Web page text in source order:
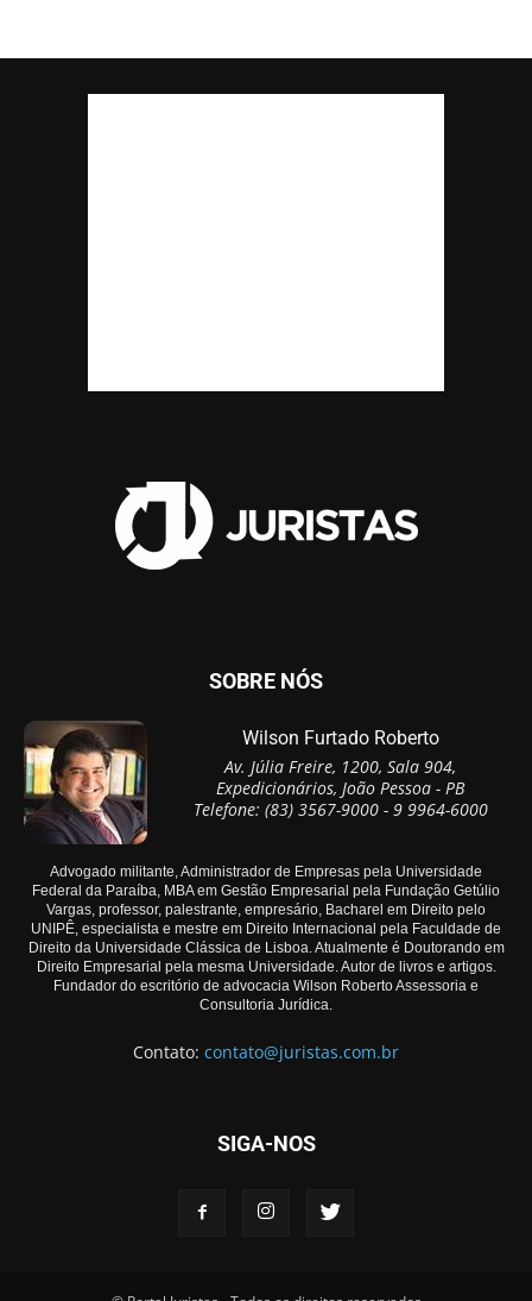
SOBRE NÓS
Wilson Furtado Roberto
Av. Júlia Freire, 1200, Sala 904,
Expedicionários, João Pessoa - PB
Telefone: (83) 3567-9000 - 9 9964-6000
Advogado militante, Administrador de Empresas pela Universidade
Federal da Paraíba, MBA em Gestão Empresarial pela Fundação Getúlio
Vargas, professor, palestrante, empresário, Bacharel em Direito pelo
UNIPÊ, especialista e mestre em Direito Internacional pela Faculdade de
Direito da Universidade Clássica de Lisboa. Atualmente é Doutorando em
Direito Empresarial pela mesma Universidade. Autor de livros e artigos.
Fundador do escritório de advocacia Wilson Roberto Assessoria e
Consultoria Jurídica.
Contato: contato@juristas.com.br
SIGA-NOS